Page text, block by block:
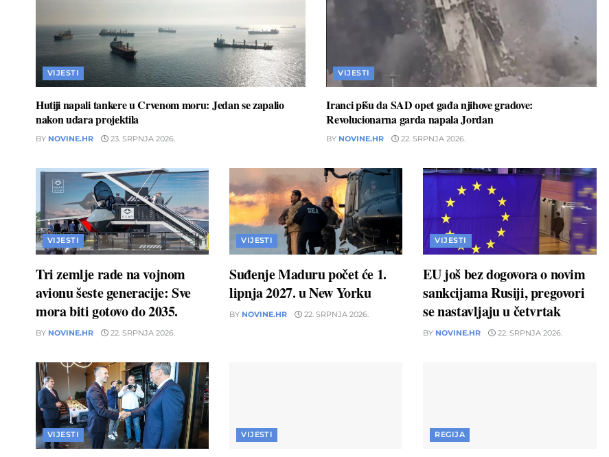
VIJESTI
Hutiji napali tankere u Crvenom moru: Jedan se zapalio
nakon udara projektila
BY NOVINE.HR 23. SRPNJA 2026.
VIJESTI
Iranci pišu da SAD opet gađa njihove gradove:
Revolucionarna garda napala Jordan
BY NOVINE.HR 22. SRPNJA 2026.
VIJESTI
Tri zemlje rade na vojnom
avionu šeste generacije: Sve
mora biti gotovo do 2035.
BY NOVINE.HR 22. SRPNJA 2026.
VIJESTI
Suđenje Maduru počet će 1.
lipnja 2027. u New Yorku
BY NOVINE.HR 22. SRPNJA 2026.
VIJESTI
EU još bez dogovora o novim
sankcijama Rusiji, pregovori
se nastavljaju u četvrtak
BY NOVINE.HR 22. SRPNJA 2026.
VIJESTI VIJESTI REGIJA